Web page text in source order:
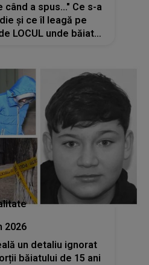
a spus..." Ce s-a
și ce îl leagă pe
LOCUL unde băiatul
2026
un detaliu ignorat
băiatului de 15 ani